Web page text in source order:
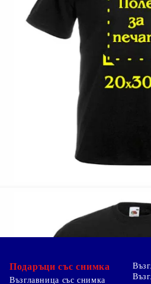
M / 46.5 / 64см
L / 49 / 65см
XL / 51.5 / 66см
XXL / 54 / 67см
* Ширината е измерена на
** Височината е измерена
на рамото до долния ръб на
Подаръци със снимка
Възглавница със снимка